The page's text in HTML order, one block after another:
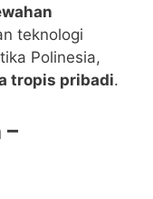
teknologi
Polinesia,
tropis pribadi.
–